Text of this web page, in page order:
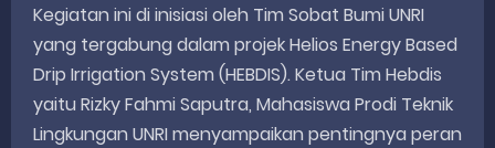
Kegiatan ini di inisiasi oleh Tim Sobat Bumi UNRI
yang tergabung dalam projek Helios Energy Based
Drip Irrigation System (HEBDIS). Ketua Tim Hebdis
yaitu Rizky Fahmi Saputra, Mahasiswa Prodi Teknik
Lingkungan UNRI menyampaikan pentingnya peran